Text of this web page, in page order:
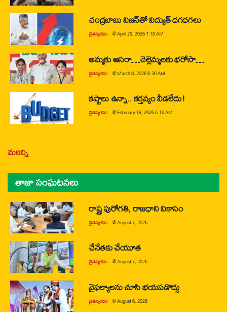
చంద్రబాబు విజన్‌తో విద్యుత్ ధగధగలు
చైతన్యరధం @April 29, 2026 7:10 AM
అమ్మకు ఆసరా…చెల్లెమ్మలకు భరోసా…
చైతన్యరధం @March 8, 2026 6:30 AM
కష్టాలు ఉన్నా.. కర్తవ్యం వీడలేదు!
చైతన్యరధం @February 18, 2026 6:15 AM
మరిన్ని
తాజా సంఘటనలు
రాష్ట్ర పురోగతి, రాజధాని వికాసం
చైతన్యరధం @August 7, 2026
చేనేతకు చేయూత
చైతన్యరధం @August 7, 2026
వైఫల్యాలను చూసి భయపడొద్దు
చైతన్యరధం @August 6, 2026